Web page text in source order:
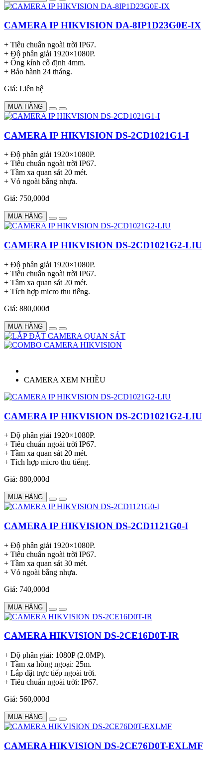
CAMERA IP HIKVISION DA-8IP1D23G0E-IX
+ Tiêu chuẩn ngoài trời IP67.
+ Độ phân giải 1920×1080P.
+ Ống kính cố định 4mm.
+ Bảo hành 24 tháng.
Giá: Liên hệ
MUA HÀNG
CAMERA IP HIKVISION DS-2CD1021G1-I
+ Độ phân giải 1920×1080P.
+ Tiêu chuẩn ngoài trời IP67.
+ Tầm xa quan sát 20 mét.
+ Vỏ ngoài bằng nhựa.
Giá: 750,000đ
MUA HÀNG
CAMERA IP HIKVISION DS-2CD1021G2-LIU
+ Độ phân giải 1920×1080P.
+ Tiêu chuẩn ngoài trời IP67.
+ Tầm xa quan sát 20 mét.
+ Tích hợp micro thu tiếng.
Giá: 880,000đ
MUA HÀNG
CAMERA XEM NHIỀU
CAMERA IP HIKVISION DS-2CD1021G2-LIU
+ Độ phân giải 1920×1080P.
+ Tiêu chuẩn ngoài trời IP67.
+ Tầm xa quan sát 20 mét.
+ Tích hợp micro thu tiếng.
Giá: 880,000đ
MUA HÀNG
CAMERA IP HIKVISION DS-2CD1121G0-I
+ Độ phân giải 1920×1080P.
+ Tiêu chuẩn ngoài trời IP67.
+ Tầm xa quan sát 30 mét.
+ Vỏ ngoài bằng nhựa.
Giá: 740,000đ
MUA HÀNG
CAMERA HIKVISION DS-2CE16D0T-IR
+ Độ phân giải: 1080P (2.0MP).
+ Tầm xa hồng ngoại: 25m.
+ Lắp đặt trực tiếp ngoài trời.
+ Tiêu chuẩn ngoài trời: IP67.
Giá: 560,000đ
MUA HÀNG
CAMERA HIKVISION DS-2CE76D0T-EXLMF